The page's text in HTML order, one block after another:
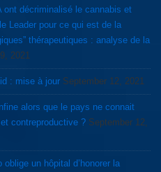
décriminalisé le cannabis et
Leader pour ce qui est de la
thérapeutiques : analyse de la
2021
: mise à jour September 12, 2021
alors que le pays ne connait
contreproductive ? September 12,
oblige un hôpital d’honorer la